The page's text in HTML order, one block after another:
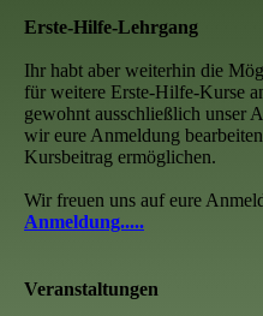
Erste-Hilfe-Lehrgang
Ihr habt aber weiterhin die
für weitere Erste-Hilfe-Kurse
gewohnt ausschließlich unser
wir eure Anmeldung
Kursbeitrag ermöglichen.
Wir freuen uns auf eure
Anmeldung.....
Veranstaltungen